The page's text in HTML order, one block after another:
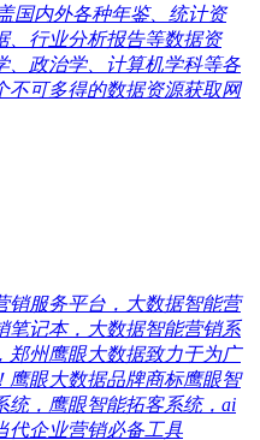
国内外各种年鉴、统计资
、行业分析报告等数据资
、政治学、计算机学科等各
不可多得的数据资源获取网
销服务平台，大数据智能营
笔记本，大数据智能营销系
郑州鹰眼大数据致力于为广
鹰眼大数据品牌商标鹰眼智
统，鹰眼智能拓客系统，ai
代企业营销必备工具